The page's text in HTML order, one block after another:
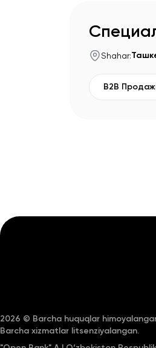
Shahar:
B2B
2026 © Barcha huquqlar
Barcha xizmatlar litsenziyalangan.